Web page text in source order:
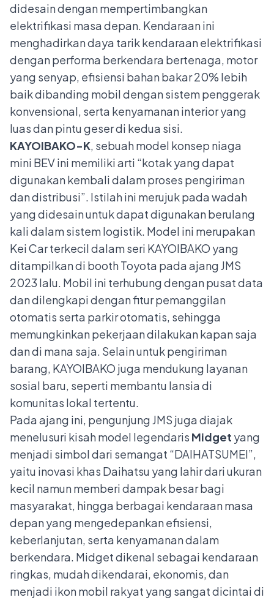
didesain dengan mempertimbangkan
elektrifikasi masa depan. Kendaraan ini
menghadirkan daya tarik kendaraan elektrifikasi
dengan performa berkendara bertenaga, motor
yang senyap, efisiensi bahan bakar 20% lebih
baik dibanding mobil dengan sistem penggerak
konvensional, serta kenyamanan interior yang
luas dan pintu geser di kedua sisi.
KAYOIBAKO-K, sebuah model konsep niaga
mini BEV ini memiliki arti “kotak yang dapat
digunakan kembali dalam proses pengiriman
dan distribusi”. Istilah ini merujuk pada wadah
yang didesain untuk dapat digunakan berulang
kali dalam sistem logistik. Model ini merupakan
Kei Car terkecil dalam seri KAYOIBAKO yang
ditampilkan di booth Toyota pada ajang JMS
2023 lalu. Mobil ini terhubung dengan pusat data
dan dilengkapi dengan fitur pemanggilan
otomatis serta parkir otomatis, sehingga
memungkinkan pekerjaan dilakukan kapan saja
dan di mana saja. Selain untuk pengiriman
barang, KAYOIBAKO juga mendukung layanan
sosial baru, seperti membantu lansia di
komunitas lokal tertentu.
Pada ajang ini, pengunjung JMS juga diajak
menelusuri kisah model legendaris Midget yang
menjadi simbol dari semangat “DAIHATSUMEI”,
yaitu inovasi khas Daihatsu yang lahir dari ukuran
kecil namun memberi dampak besar bagi
masyarakat, hingga berbagai kendaraan masa
depan yang mengedepankan efisiensi,
keberlanjutan, serta kenyamanan dalam
berkendara. Midget dikenal sebagai kendaraan
ringkas, mudah dikendarai, ekonomis, dan
menjadi ikon mobil rakyat yang sangat dicintai di